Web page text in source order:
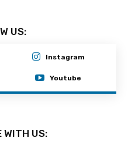
US:
Instagram
Youtube
WITH US: